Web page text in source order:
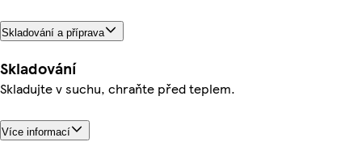
Skladování a příprava
Skladování
Skladujte v suchu, chraňte před teplem.
Více informací